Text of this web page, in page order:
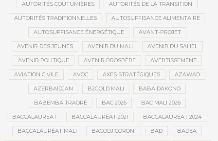
AUTORITÉS COUTUMIÈRES AUTORITÉS DE LA TRANSITION
AUTORITÉS TRADITIONNELLES AUTOSUFFISANCE ALIMENTAIRE
AUTOSUFFISANCE ÉNERGÉTIQUE AVANT-PROJET
AVENIR DES JEUNES AVENIR DU MALI AVENIR DU SAHEL
AVENIR POLITIQUE AVENIR PROSPÈRE AVERTISSEMENT
AVIATION CIVILE AVOC AXES STRATÉGIQUES AZAWAD
AZERBAÏDJAN B2GOLD MALI BABA DAKONO
BABEMBA TRAORÉ BAC 2026 BAC MALI 2026
BACCALAURÉAT BACCALAURÉAT 2021 BACCALAURÉAT 2024
BACCALAURÉAT MALI BACODJICORONI BAD BADEA